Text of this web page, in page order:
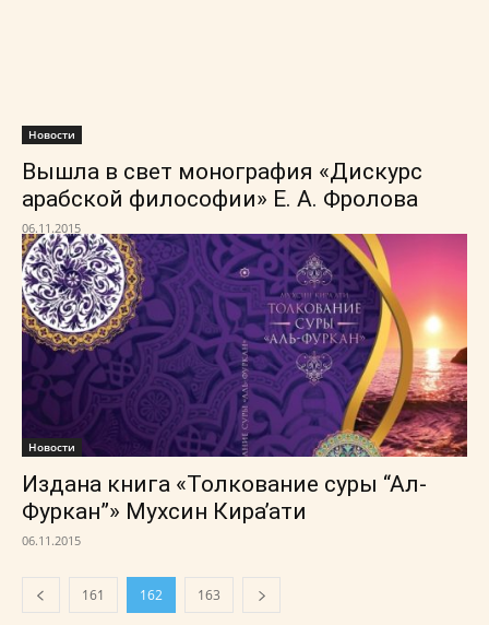
Новости
Вышла в свет монография «Дискурс
арабской философии» Е. А. Фролова
06.11.2015
Новости
Издана книга «Толкование суры “Ал-
Фуркан”» Мухсин Кираʼати
06.11.2015
161 162 163